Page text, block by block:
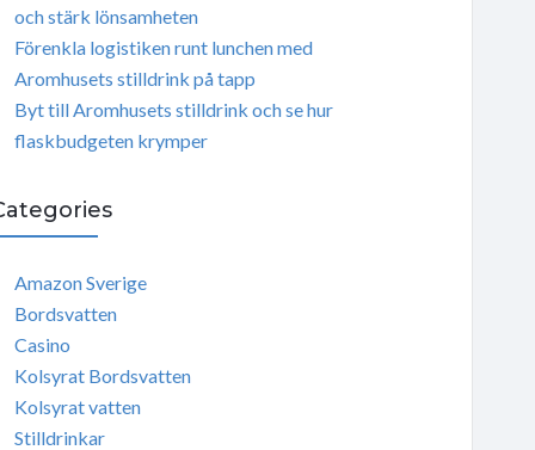
och stärk lönsamheten
Förenkla logistiken runt lunchen med
Aromhusets stilldrink på tapp
Byt till Aromhusets stilldrink och se hur
flaskbudgeten krymper
Amazon Sverige
Bordsvatten
Casino
Kolsyrat Bordsvatten
Kolsyrat vatten
Stilldrinkar